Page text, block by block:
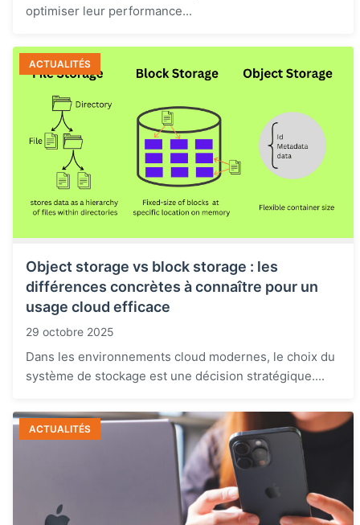
optimiser leur performance...
ACTUALITÉS
Object storage vs block storage : les
différences concrètes à connaître pour un
usage cloud efficace
29 octobre 2025
Dans les environnements cloud modernes, le choix du
système de stockage est une décision stratégique....
ACTUALITÉS